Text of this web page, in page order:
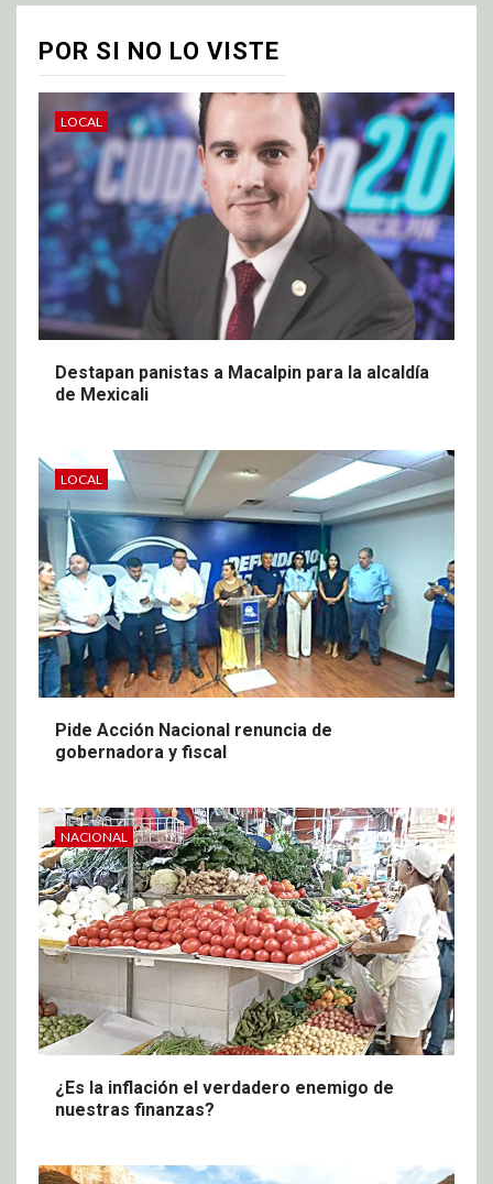
POR SI NO LO VISTE
LOCAL
Destapan panistas a Macalpin para la alcaldía
de Mexicali
LOCAL
Pide Acción Nacional renuncia de
gobernadora y fiscal
NACIONAL
¿Es la inflación el verdadero enemigo de
nuestras finanzas?